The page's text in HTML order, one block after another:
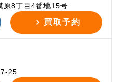
原8丁目4番地15号
買取予約
25